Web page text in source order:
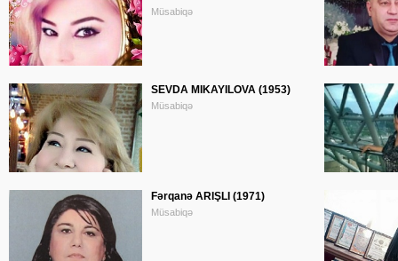
Müsabiqə
SEVDA MIKAYILOVA (1953)
Müsabiqə
Fərqanə ARIŞLI (1971)
Müsabiqə